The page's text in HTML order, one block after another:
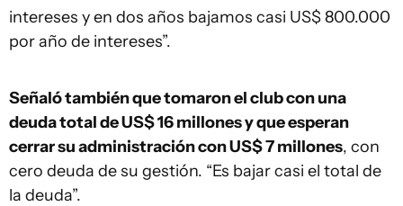
intereses y en dos años bajamos casi US$ 800.000
por año de intereses”.
Señaló también que tomaron el club con una
deuda total de US$ 16 millones y que esperan
cerrar su administración con US$ 7 millones, con
cero deuda de su gestión. “Es bajar casi el total de
la deuda”.